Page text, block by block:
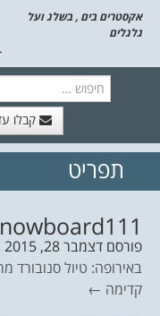
אקסטרים בים , בשלג ועל
גלגלים
קבלו
// הצטרף
תפריט
פורסם דצמבר 28, 2015
באירופה: טיול סנובורד
קדימה ←